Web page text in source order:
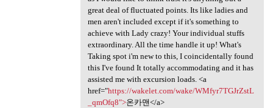
great deal of fluctuated points. Its like ladies and
men aren't included except if it's something to
achieve with Lady crazy! Your individual stuffs
extraordinary. All the time handle it up! What's
Taking spot i'm new to this, I coincidentally found
this I've found It totally accommodating and it has
assisted me with excursion loads. <a
href="https://wakelet.com/wake/WMfyr7TGJrZstL
_qmOfq8">온카맨</a>